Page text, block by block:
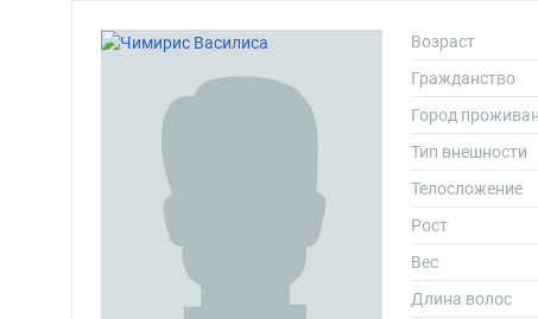
Возраст
Гражданство
Город
Тип внешности
Телосложение
Рост
Вес
Длина волос